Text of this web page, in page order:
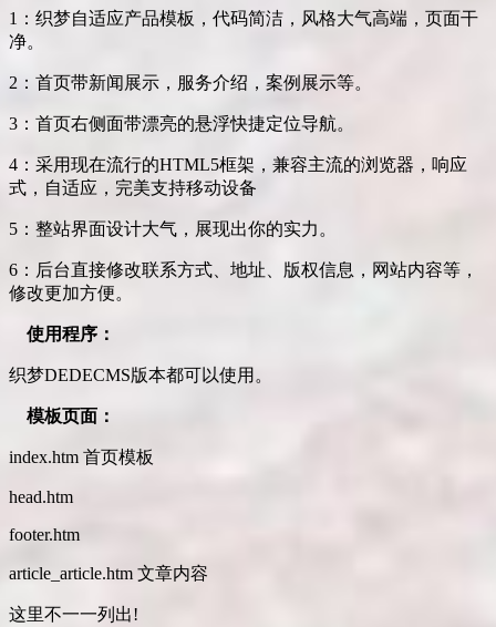
1：织梦自适应产品模板，代码简洁，风格大气高端，页面干
净。
2：首页带新闻展示，服务介绍，案例展示等。
3：首页右侧面带漂亮的悬浮快捷定位导航。
4：采用现在流行的HTML5框架，兼容主流的浏览器，响应
式，自适应，完美支持移动设备
5：整站界面设计大气，展现出你的实力。
6：后台直接修改联系方式、地址、版权信息，网站内容等，
修改更加方便。
使用程序：
织梦DEDECMS版本都可以使用。
模板页面：
index.htm 首页模板
head.htm
footer.htm
article_article.htm 文章内容
这里不一一列出!